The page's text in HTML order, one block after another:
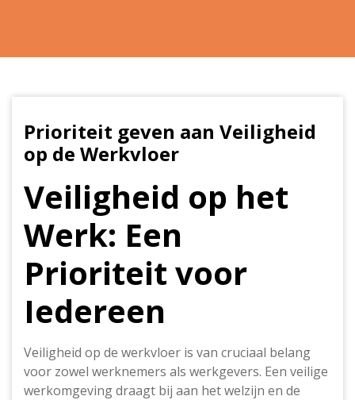
Prioriteit geven aan Veiligheid
op de Werkvloer
Veiligheid op het
Werk: Een
Prioriteit voor
Iedereen
Veiligheid op de werkvloer is van cruciaal belang
voor zowel werknemers als werkgevers. Een veilige
werkomgeving draagt bij aan het welzijn en de